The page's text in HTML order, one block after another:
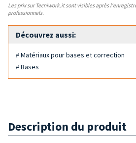
Les prix sur Tecniwork.it sont visibles après
professionnels.
Découvrez aussi:
# Matériaux pour bases et correction
# Bases
Description du produit